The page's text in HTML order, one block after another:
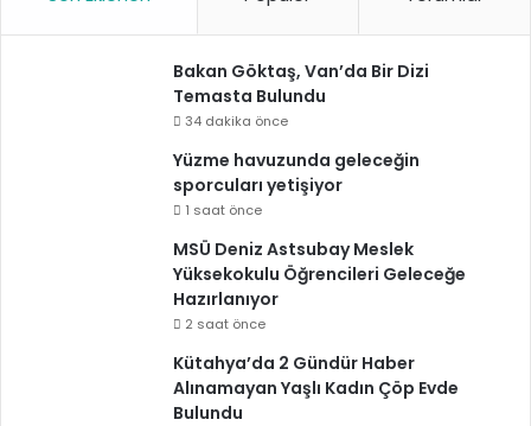
Bakan Göktaş, Van’da Bir Dizi
Temasta Bulundu
34 dakika önce
Yüzme havuzunda geleceğin
sporcuları yetişiyor
1 saat önce
MSÜ Deniz Astsubay Meslek
Yüksekokulu Öğrencileri Geleceğe
Hazırlanıyor
2 saat önce
Kütahya’da 2 Gündür Haber
Alınamayan Yaşlı Kadın Çöp Evde
Bulundu